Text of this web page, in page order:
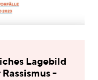
Lagebild
-